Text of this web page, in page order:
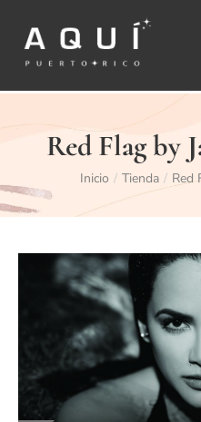
Red Flag by
Inicio / Tienda / Red